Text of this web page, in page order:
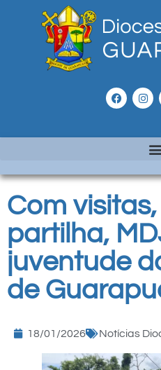
Com
partilha,
juventude
de
18/01/2026 Notícias